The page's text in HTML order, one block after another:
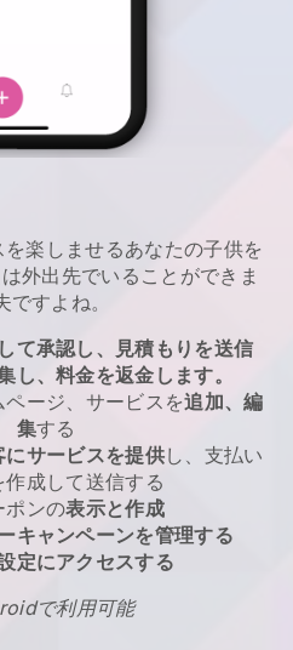
を楽しませるあなたの子供を
外出先でいることができま
ですよね。
て承認し、見積もりを送信
し、料金を返金します。
ージ、サービスを追加、編
集する
にサービスを提供し、支払い
作成して送信する
ポンの表示と作成
キャンペーンを管理する
定にアクセスする
で利用可能